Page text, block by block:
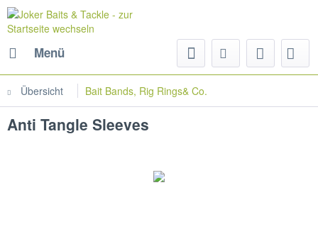
Menü
Übersicht Bait Bands, Rig Rings& Co.
Anti Tangle Sleeves